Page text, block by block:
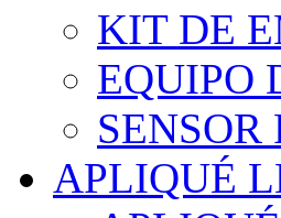
KIT DE
EQUIPO
APLIQUÉ